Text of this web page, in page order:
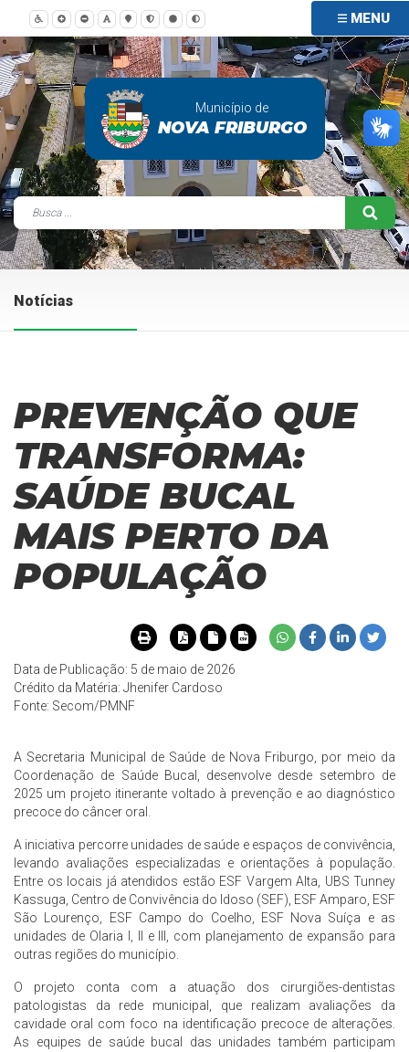
MENU
Município de
NOVA FRIBURGO
Notícias
PREVENÇÃO QUE
TRANSFORMA:
SAÚDE BUCAL
MAIS PERTO DA
POPULAÇÃO
Data de Publicação: 5 de maio de 2026
Crédito da Matéria: Jhenifer Cardoso
Fonte: Secom/PMNF
A Secretaria Municipal de Saúde de Nova Friburgo, por meio da
Coordenação de Saúde Bucal, desenvolve desde setembro de
2025 um projeto itinerante voltado à prevenção e ao diagnóstico
precoce do câncer oral.
A iniciativa percorre unidades de saúde e espaços de convivência,
levando avaliações especializadas e orientações à população.
Entre os locais já atendidos estão ESF Vargem Alta, UBS Tunney
Kassuga, Centro de Convivência do Idoso (SEF), ESF Amparo, ESF
São Lourenço, ESF Campo do Coelho, ESF Nova Suíça e as
unidades de Olaria I, II e III, com planejamento de expansão para
outras regiões do município.
O projeto conta com a atuação dos cirurgiões-dentistas
patologistas da rede municipal, que realizam avaliações da
cavidade oral com foco na identificação precoce de alterações.
As equipes de saúde bucal das unidades também participam